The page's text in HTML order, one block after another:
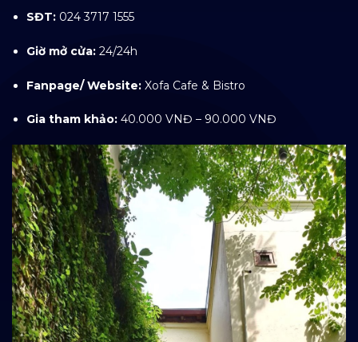
SĐT: 024 3717 1555
Giờ mở cửa:24/24h
Fanpage/ Website:Xofa Cafe & Bistro
Gia tham khảo:40.000 VNĐ – 90.000 VNĐ